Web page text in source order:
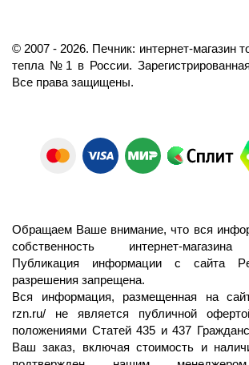
©️ 2007 - 2026. Печник: интернет-магазин
тепла №1 в России.
Все права защищены.
Обращаем Ваше внимание, что вся
собственность интернет-
Публикация информации с сайта
разрешения запрещена.
Вся информация, размещенная на
rzn.ru/ не является публичной
положениями Статей 435 и 437
Ваш заказ, включая стоимость и